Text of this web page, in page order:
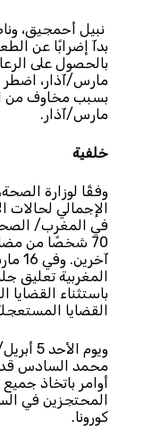
نبيل أحمجيق،
مارس/آذار، اضطر
مارس/آذار.
خلفية
في المغرب/ الصحراء
المغربية تعليق
باستثناء القضايا
القضايا
ويوم
أوامر باتخاذ جميع
المحتجزين في
كورونا.